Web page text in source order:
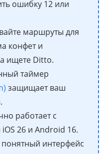
ошибку 12 или
маршруты для
конфет и
ищете Ditto.
таймер
защищает ваш
работает с
26 и Android 16.
интерфейс